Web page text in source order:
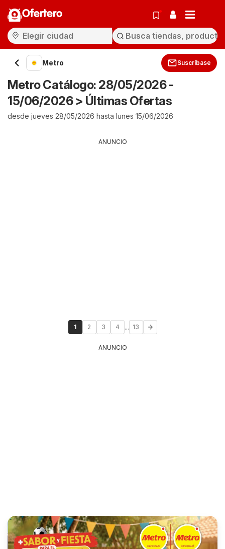
Ofertero
Metro Suscríbase
Metro Catálogo: 28/05/2026 -
15/06/2026 > Últimas Ofertas
desde jueves 28/05/2026 hasta lunes 15/06/2026
ANUNCIO
1 2 3 4 ... 13
ANUNCIO